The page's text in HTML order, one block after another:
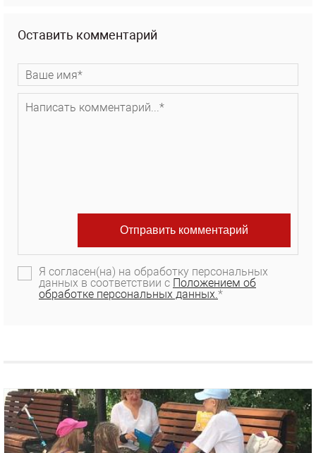
Оставить комментарий
Я согласен(на) на обработку персональных
данных в соответствии с Положением об
обработке персональных данных.*